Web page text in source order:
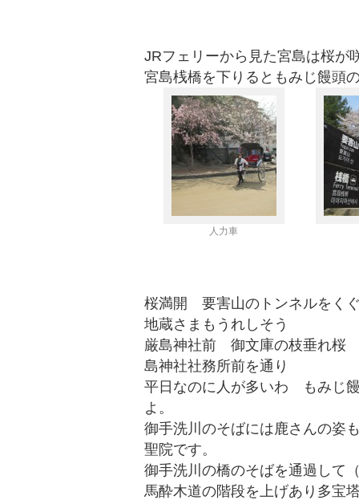
JRフェリーから見た宮島は桜
宮島桟橋を下りるともみじ饅頭
人力車
桜満開 要害山のトンネルをく
地蔵さまもうれしそう
厳島神社前 御文庫の枝垂れ桜
島神社社務所前を通り
平日なのに人が多いわ もみじ
よ。
御手洗川のそばには鹿さんの
聖院です。
御手洗川の橋のそばを通過し
馬酔木道の階段を上げあり多宝